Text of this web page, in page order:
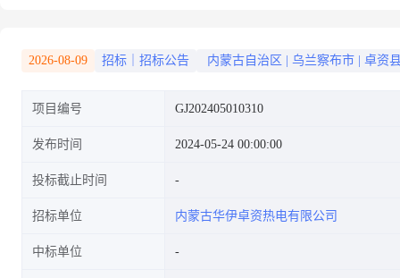
2026-08-09 招标｜招标公告 内蒙古自治区 乌兰察布市 卓资
项目编号 GJ202405010310
发布时间 2024-05-24 00:00:00
投标截止时间
招标单位 内蒙古华伊卓资热电有限公司
中标单位